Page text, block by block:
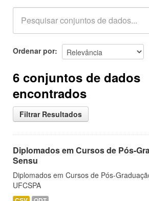
Ordenar por
6 conjuntos de dados
encontrados
Filtrar Resultados
Diplomados em Cursos de Pós-
Sensu
Diplomados em Cursos de Pós-
UFCSPA